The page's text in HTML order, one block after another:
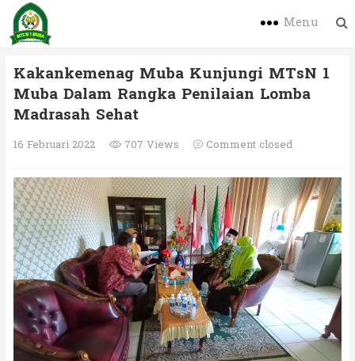
Menu
Kakankemenag Muba Kunjungi MTsN 1
Muba Dalam Rangka Penilaian Lomba
Madrasah Sehat
16 Februari 2022 707 Views Comment closed